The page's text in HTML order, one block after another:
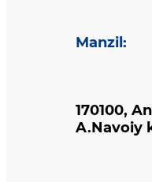
Manzil :
170100,
A.Navoiy